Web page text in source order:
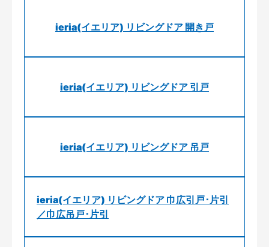
ieria(イエリア) リビングドア 開き戸
ieria(イエリア) リビングドア 引戸
ieria(イエリア) リビングドア 吊戸
ieria(イエリア) リビングドア 巾広引戸･片引
／巾広吊戸･片引